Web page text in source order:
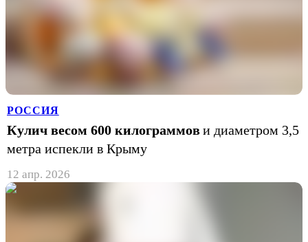
РОССИЯ
Кулич весом 600 килограммови диаметром 3,5
метра испекли в Крыму
12 апр. 2026